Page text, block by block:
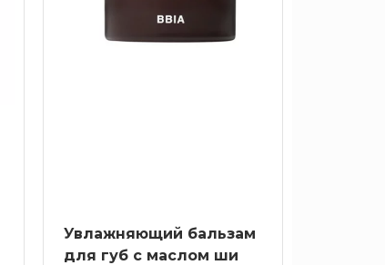
Увлажняющий бальзам
для губ с маслом ши